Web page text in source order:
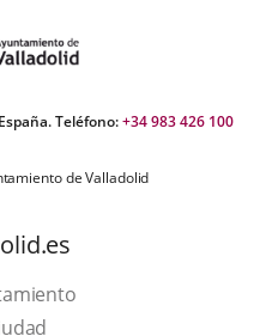
Teléfono:+34 983 426 100
de Valladolid